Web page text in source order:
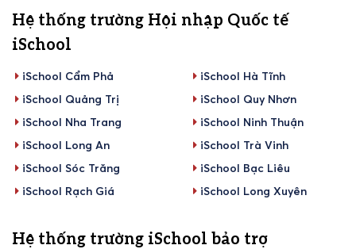
Hệ thống trường Hội nhập Quốc tế
iSchool
iSchool Cẩm Phả
iSchool Hà Tĩnh
iSchool Quảng Trị
iSchool Quy Nhơn
iSchool Nha Trang
iSchool Ninh Thuận
iSchool Long An
iSchool Trà Vinh
iSchool Sóc Trăng
iSchool Bạc Liêu
iSchool Rạch Giá
iSchool Long Xuyên
Hệ thống trường iSchool bảo trợ